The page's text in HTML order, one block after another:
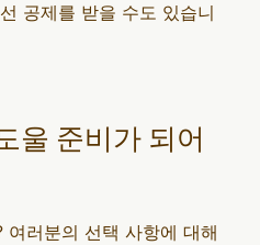
공제를 받을 수도 있습니
울 준비가 되어
여러분의 선택 사항에 대해